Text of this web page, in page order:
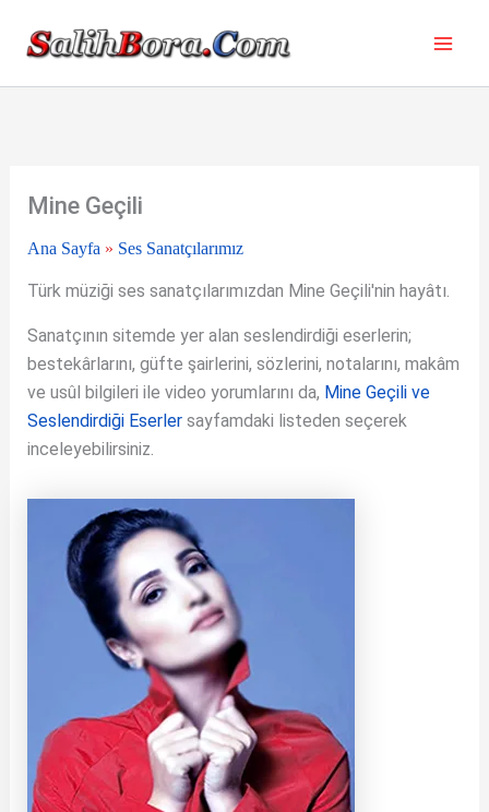
Mine Geçili
Ana Sayfa » Ses Sanatçılarımız
Türk müziği ses sanatçılarımızdan Mine Geçili'nin hayâtı.
Sanatçının sitemde yer alan seslendirdiği eserlerin;
bestekârlarını, güfte şairlerini, sözlerini, notalarını, makâm
ve usûl bilgileri ile video yorumlarını da, Mine Geçili ve
Seslendirdiği Eserlersayfamdaki listeden seçerek
inceleyebilirsiniz.